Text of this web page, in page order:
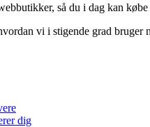
så du i dag kan
vi i stigende grad
dig